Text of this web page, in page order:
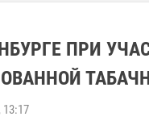
ПРИ
13:17